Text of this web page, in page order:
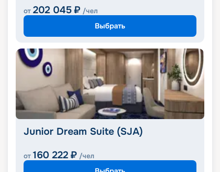
от 202 045 ₽ /чел
Выбрать
Junior Dream Suite (SJA)
от 160 222 ₽ /чел